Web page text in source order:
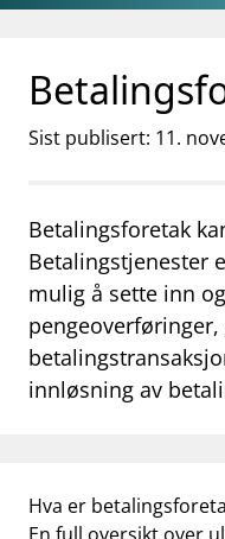
Gå til hovedinnhold
Gå til søkesiden
Sist publisert: 11.
Betalingsforetak
Betalingstjenester
mulig å sette inn
innløsning av
Hva er